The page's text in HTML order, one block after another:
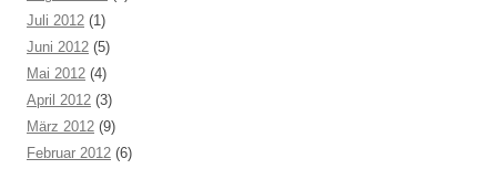
Juli 2012 (1)
Juni 2012 (5)
Mai 2012 (4)
April 2012 (3)
März 2012 (9)
Februar 2012 (6)